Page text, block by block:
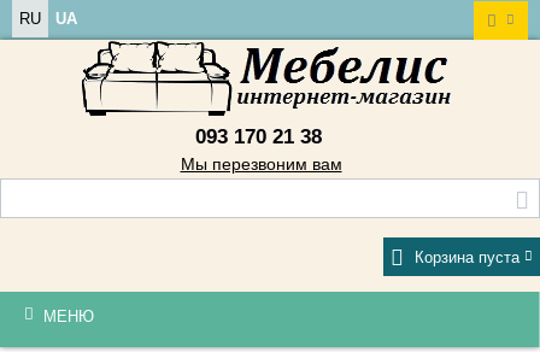
RU UA
093 170 21 38
Мы перезвоним вам
Корзина пуста
МЕНЮ